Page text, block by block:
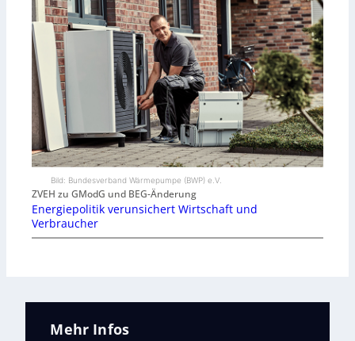
Bild: Bundesverband Wärmepumpe (BWP) e.V.
ZVEH zu GModG und BEG-Änderung
Energiepolitik verunsichert Wirtschaft und
Verbraucher
Mehr Infos